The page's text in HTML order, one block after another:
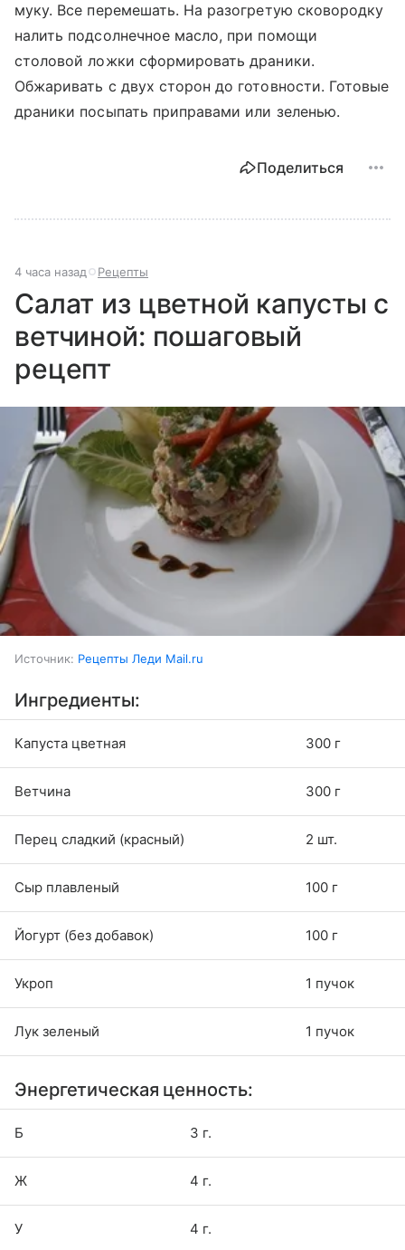
муку. Все перемешать. На разогретую сковородку
налить подсолнечное масло, при помощи
столовой ложки сформировать драники.
Обжаривать с двух сторон до готовности. Готовые
драники посыпать приправами или зеленью.
Поделиться
4 часа назад Рецепты
Салат из цветной капусты с
ветчиной: пошаговый
рецепт
Источник: Рецепты Леди Mail.ru
Ингредиенты:
Капуста цветная 300 г
Ветчина 300 г
Перец сладкий (красный) 2 шт.
Сыр плавленый 100 г
Йогурт (без добавок) 100 г
Укроп 1 пучок
Лук зеленый 1 пучок
Энергетическая ценность:
Б 3 г.
Ж 4 г.
У 4 г.